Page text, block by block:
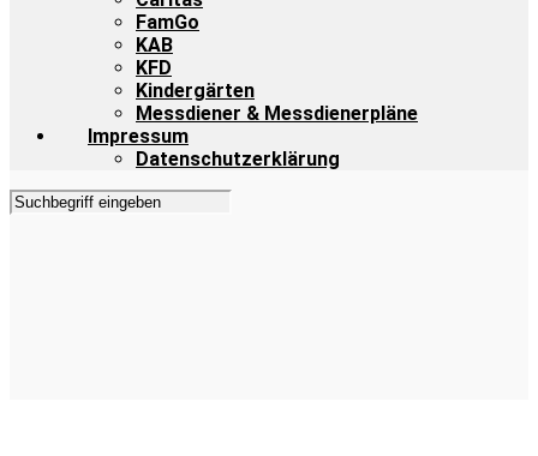
FamGo
KAB
KFD
Kindergärten
Messdiener & Messdienerpläne
Impressum
Datenschutzerklärung